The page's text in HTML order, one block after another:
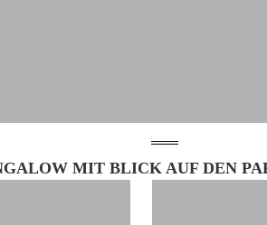
MIT BLICK AUF DEN